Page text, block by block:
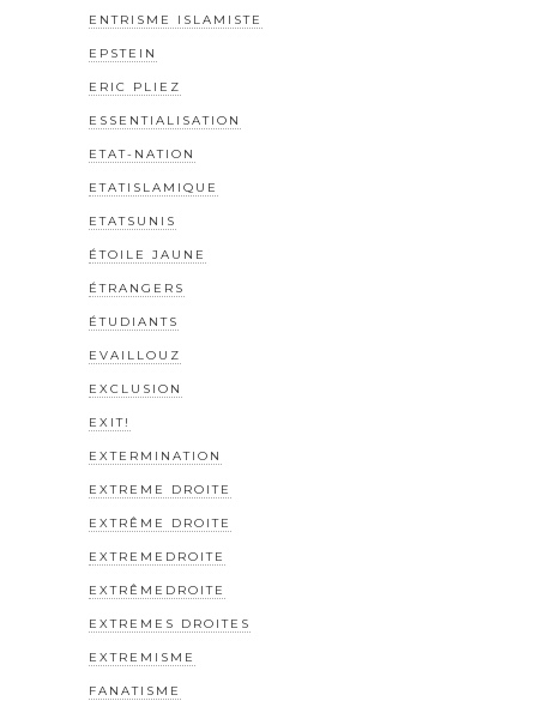
ENTRISME ISLAMISTE
EPSTEIN
ERIC PLIEZ
ESSENTIALISATION
ETAT-NATION
ETATISLAMIQUE
ETATSUNIS
ÉTOILE JAUNE
ÉTRANGERS
ÉTUDIANTS
EVAILLOUZ
EXCLUSION
EXIT!
EXTERMINATION
EXTREME DROITE
EXTRÊME DROITE
EXTREMEDROITE
EXTRÊMEDROITE
EXTREMES DROITES
EXTREMISME
FANATISME